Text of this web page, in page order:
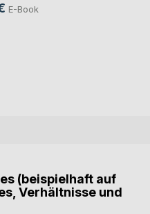
E-Book
(beispielhaft auf
Verhältnisse und